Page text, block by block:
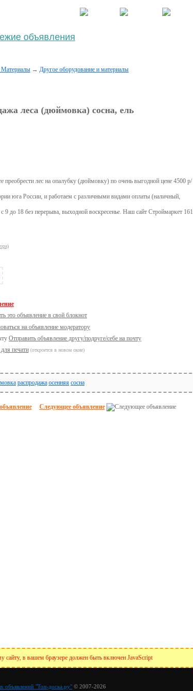
Материалы →Другое оборудование и материалы
леса (дюймовка) сосна, ель
преобрести лес на опалубку (дюймовку) по очень выгодной цене 4500 р/
юга России, и работаем с различными видами оплаты (наличный,
9 до 18 без перерыва, выходной воскресенье. Наш сайт Строймаркет 161
это объявление в свой блокнот
на объявление модератору
Отправить объявление другу/подруге/себе на почту
печати (откроется в новом окне)
распродажа осенняя сосна
Следующее объявление
сайту, в вашем браузере должен быть включен JavaScript
объявлений "Топ-доска.ру" © 2007-2026